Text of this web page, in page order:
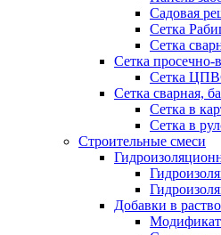
Садовая
Сетка
Сетка
Сетка просечно-
Сетка
Сетка сварная,
Сетка в
Сетка в
Строительные смеси
Добавки в